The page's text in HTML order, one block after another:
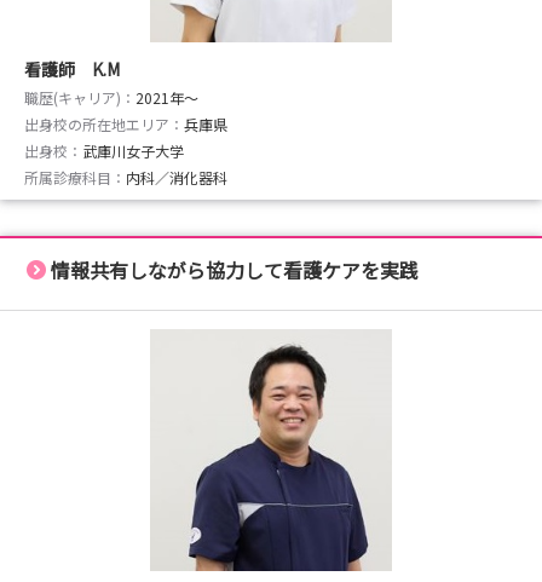
看護師 K.M
職歴(キャリア)： 2021年〜
出身校の所在地エリア： 兵庫県
出身校： 武庫川女子大学
所属診療科目： 内科／消化器科
情報共有しながら協力して看護ケアを実践